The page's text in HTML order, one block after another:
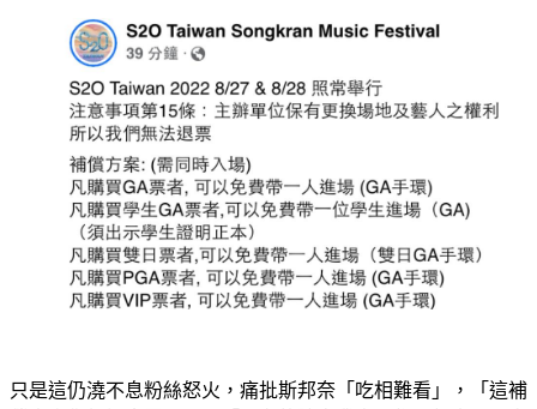
只是這仍澆不息粉絲怒火，痛批斯邦奈「吃相難看」，「這補